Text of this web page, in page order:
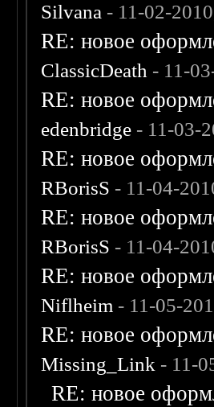
Silvana - 11-02-
RE: новое
ClassicDeath - 11-
RE: новое
edenbridge - 11-03-
RE: новое
RBorisS - 11-04-
RE: новое
RBorisS - 11-04-
RE: новое
Niflheim - 11-05-
RE: новое
Missing_Link - 11-
RE: новое